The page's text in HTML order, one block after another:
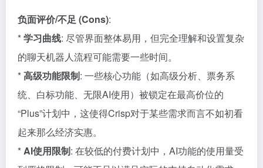
负面评价/不足 (Cons):
*学习曲线: 尽管界面整体易用，但完全理解和设置复杂
的聊天机器人流程可能需要一些时间。
*高级功能限制: 一些核心功能（如高级分析、票务系
统、白标功能、无限AI使用）被锁定在最高价位的
“Plus”计划中，这使得Crisp对于某些需求而言不如初看
起来那么经济实惠。
*AI使用限制: 在较低的付费计划中，AI功能的使用量受